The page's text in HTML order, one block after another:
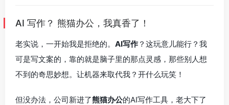
AI 写作？ 熊猫办公，我真香了！
老实说，一开始我是拒绝的。 AI写作 ？这玩意儿能行？我
可是写文案的，靠的就是脑子里的那点灵感，那些别人想
不到的奇思妙想。让机器来取代我？开什么玩笑！
但没办法，公司新进了熊猫办公的AI写作工具，老大下了